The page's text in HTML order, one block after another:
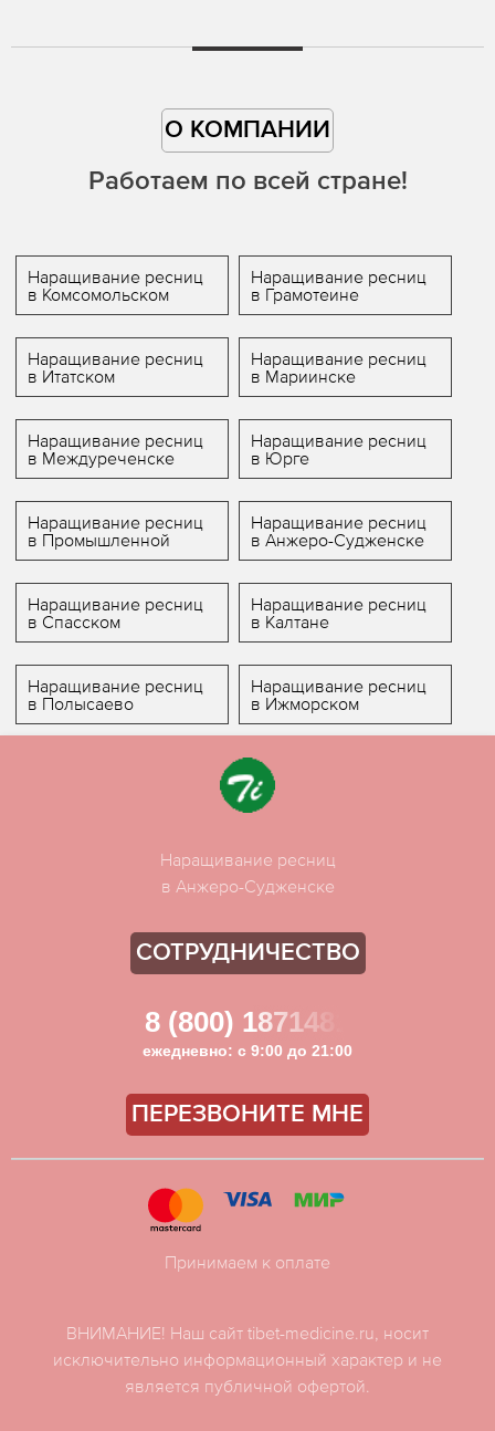
О КОМПАНИИ
Работаем по всей стране!
Наращивание ресниц
в Комсомольском
Наращивание ресниц
в Грамотеине
Наращивание ресниц
в Итатском
Наращивание ресниц
в Мариинске
Наращивание ресниц
в Междуреченске
Наращивание ресниц
в Юрге
Наращивание ресниц
в Промышленной
Наращивание ресниц
в Анжеро-Судженске
Наращивание ресниц
в Спасском
Наращивание ресниц
в Калтане
Наращивание ресниц
в Полысаево
Наращивание ресниц
в Ижморском
Наращивание ресниц
в Анжеро-Судженске
СОТРУДНИЧЕСТВО
8 (800) 1871481
ежедневно: с 9:00 до 21:00
ПЕРЕЗВОНИТЕ МНЕ
ВНИМАНИЕ! Наш сайт tibet-medicine.ru, носит
исключительно информационный характер и не
является публичной офертой.
Принимаем к оплате